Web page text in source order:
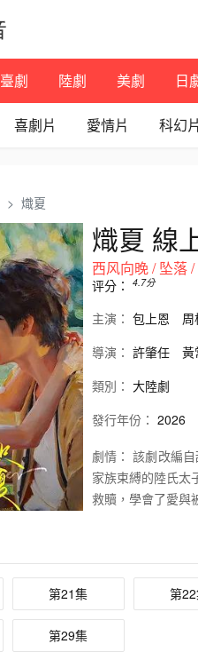
臺劇 陸劇 美劇 日
喜劇片 愛情片 科幻片
熾夏
熾夏 線
西风向晚 / 坠落
评分： 4.7分
主演： 包上恩 周
導演： 許肇任
黃
類別： 大陸劇
發行年份： 2026
劇情： 該劇改編
家族束縛的陸氏太
救贖，學會了愛與
第21集 第
第29集